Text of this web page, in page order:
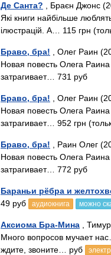
Де Санта? , Браєн Джонс
Які книги найбільше
ілюстрацій. А… 115 грн
Браво, бра! , Олег Раин
Новая повесть Олега
затрагивает… 731 руб
Браво, бра! , Олег Раин
Новая повесть Олега
затрагивает… 952 грн
Браво, бра! , Раин Олег
Новая повесть Олега
затрагивает… 772 руб
Бараньи рёбра и
49 руб
аудиокнига можно
Аксиома Бра-Мина ,
Много вопросов мучает
ждите, звоните… руб